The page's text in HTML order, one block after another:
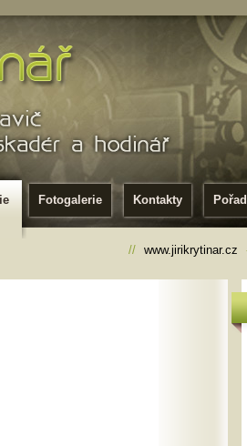
Fotogalerie Kontakty
// www.jirikrytinar.cz